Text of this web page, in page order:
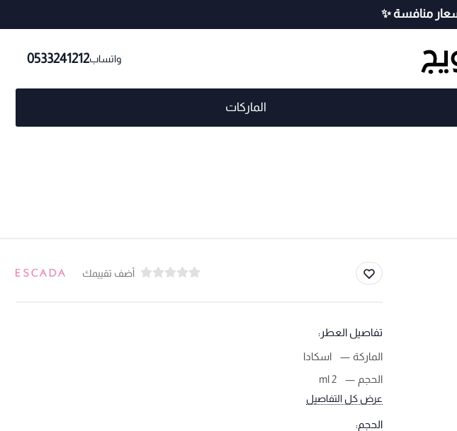
0533241212واتساب
الماركات
أضف تقييمك
تفاصيل العطر:
الماركة
اسكادا
الحجم
2 ml
عرض كل التفاصيل
الحجم: